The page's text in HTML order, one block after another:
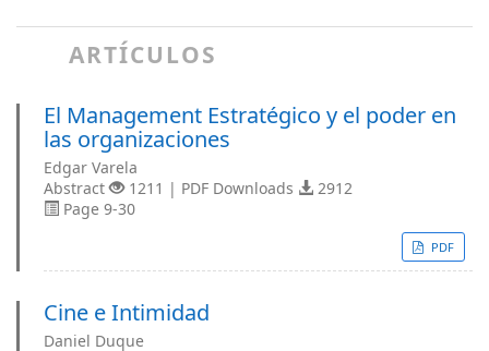
ARTÍCULOS
El Management Estratégico y el poder en
las organizaciones
Edgar Varela
Abstract
1211 | PDF Downloads
2912
Page 9-30
PDF
Cine e Intimidad
Daniel Duque